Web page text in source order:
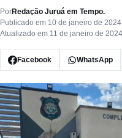
PorRedação Juruá em Tempo.
Publicado em 10 de janeiro de
Atualizado em 11 de janeiro de
Facebook WhatsApp